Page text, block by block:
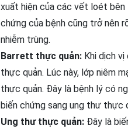
xuất hiện của các vết loét bên
chứng của bệnh cũng trở nên
nhiễm trùng.
Barrett thực quản: Khi dịch
thực quản. Lúc này, lớp niêm
thực quản. Đây là bệnh lý có
biến chứng sang ung thư thực
Ung thư thực quản: Đây là